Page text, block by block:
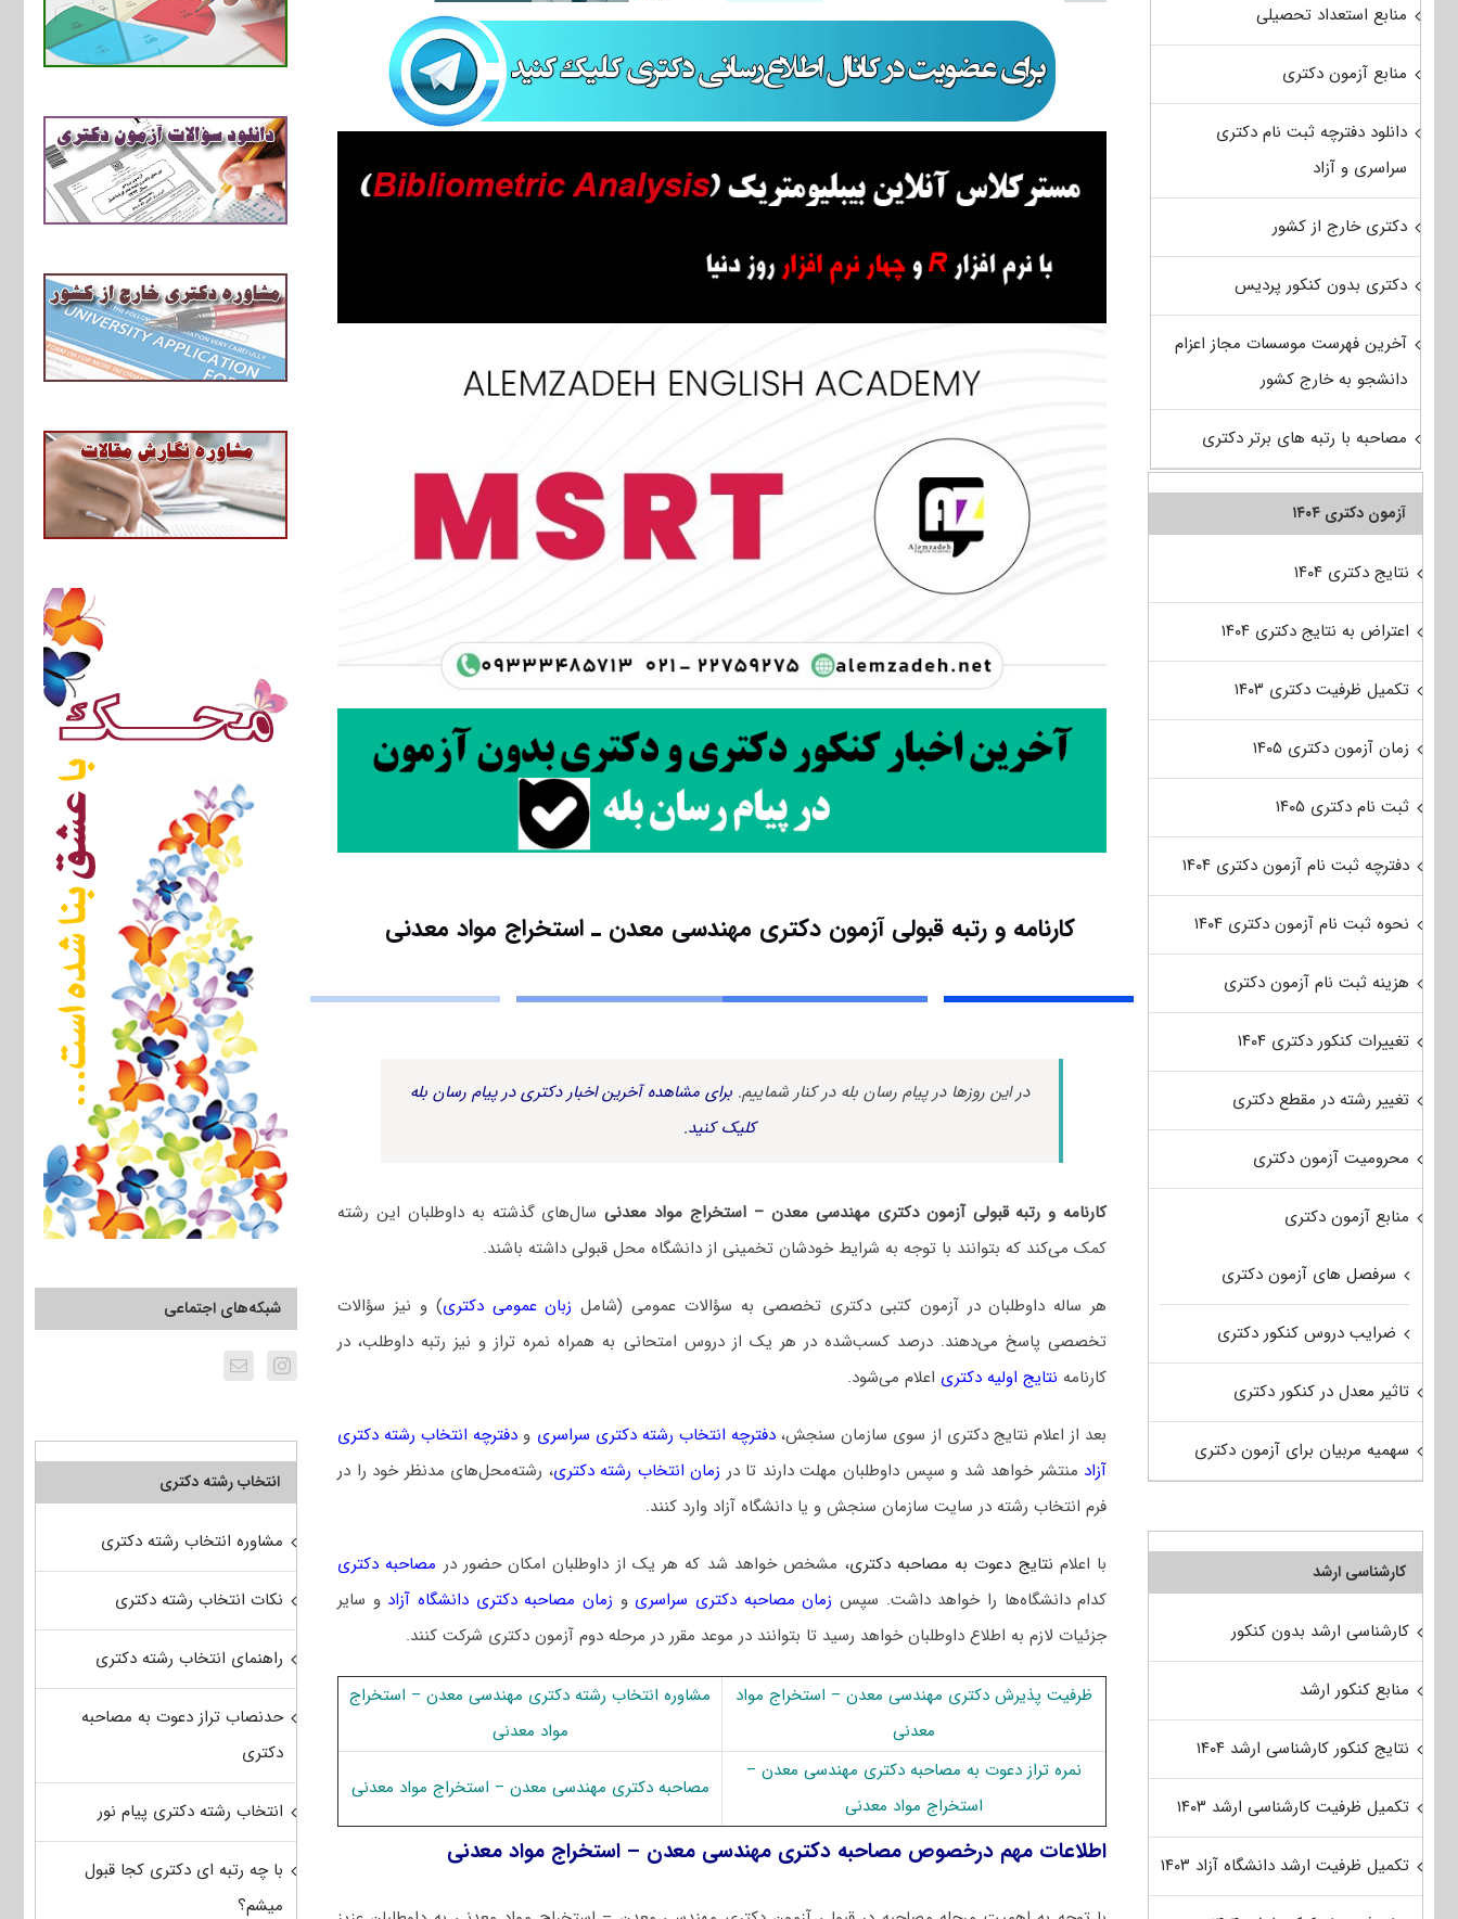
کارنامه و رتبه قبولی آزمون دکتری ﻣﻬﻨﺪسی ﻣﻌﺪن ـ اﺳﺘﺨﺮاج مواد معدنی
در این روزها در پیام رسان بله در کنار شماییم. برای مشاهده آخرین اخبار دکتری در پیام رسان بله
کلیک کنید.
کارنامه و رتبه قبولی آزمون دکتری ﻣﻬﻨﺪسی ﻣﻌﺪن – اﺳﺘﺨﺮاج مواد معدنیسال‌های گذشته به داوطلبان این رشته
کمک می‌کند که بتوانند با توجه به شرایط خودشان تخمینی از دانشگاه محل قبولی داشته باشند.
هر ساله داوطلبان در آزمون کتبی دکتری تخصصی به سؤالات عمومی (شامل زبان عمومی دکتری) و نیز سؤالات
تخصصی پاسخ می‌دهند. درصد کسب‌شده در هر یک از دروس امتحانی به همراه نمره تراز و نیز رتبه داوطلب، در
کارنامه نتایج اولیه دکتری اعلام می‌شود.
بعد از اعلام نتایج دکتری از سوی سازمان سنجش، دفترچه انتخاب رشته دکتری سراسری و دفترچه انتخاب رشته دکتری
آزاد منتشر خواهد شد و سپس داوطلبان مهلت دارند تا در زمان انتخاب رشته دکتری، رشته‌محل‌های مدنظر خود را در
فرم انتخاب رشته در سایت سازمان سنجش و یا دانشگاه آزاد وارد کنند.
با اعلام نتایج دعوت به مصاحبه دکتری، مشخص خواهد شد که هر یک از داوطلبان امکان حضور در مصاحبه دکتری
کدام دانشگاه‌ها را خواهد داشت. سپس زمان مصاحبه دکتری سراسری و زمان مصاحبه دکتری دانشگاه آزاد و سایر
جزئیات لازم به اطلاع داوطلبان خواهد رسید تا بتوانند در موعد مقرر در مرحله دوم آزمون دکتری شرکت کنند.
ظرفیت پذیرش دکتری ﻣﻬﻨﺪسی ﻣﻌﺪن – اﺳﺘﺨﺮاج مواد
معدنی
مشاوره انتخاب رشته دکتری ﻣﻬﻨﺪسی ﻣﻌﺪن – اﺳﺘﺨﺮاج
مواد معدنی
نمره تراز دعوت به مصاحبه دکتری ﻣﻬﻨﺪسی ﻣﻌﺪن –
اﺳﺘﺨﺮاج مواد معدنی
مصاحبه دکتری ﻣﻬﻨﺪسی ﻣﻌﺪن – اﺳﺘﺨﺮاج مواد معدنی
اطلاعات مهم درخصوص مصاحبه دکتری ﻣﻬﻨﺪسی ﻣﻌﺪن – اﺳﺘﺨﺮاج مواد معدنی
شبکه‌های اجتماعی
انتخاب رشته دکتری
مشاوره انتخاب رشته دکتری
نکات انتخاب رشته دکتری
راهنمای انتخاب رشته دکتری
حدنصاب تراز دعوت به مصاحبه
دکتری
انتخاب رشته دکتری پیام نور
با چه رتبه ای دکتری کجا قبول
میشم؟
منابع استعداد تحصیلی
منابع آزمون دکتری
دانلود دفترچه ثبت نام دکتری
سراسری و آزاد
دکتری خارج از کشور
دکتری بدون کنکور پردیس
آخرین فهرست موسسات مجاز اعزام
دانشجو به خارج کشور
مصاحبه با رتبه های برتر دکتری
آزمون دکتری ۱۴۰۴
نتایج دکتری ۱۴۰۴
اعتراض به نتایج دکتری ۱۴۰۴
تکمیل ظرفیت دکتری ۱۴۰۳
زمان آزمون دکتری ۱۴۰۵
ثبت نام دکتری ۱۴۰۵
دفترچه ثبت نام آزمون دکتری ۱۴۰۴
نحوه ثبت نام آزمون دکتری ۱۴۰۴
هزینه ثبت نام آزمون دکتری
تغییرات کنکور دکتری ۱۴۰۴
تغییر رشته در مقطع دکتری
محرومیت آزمون دکتری
منابع آزمون دکتری
سرفصل های آزمون دکتری
ضرایب دروس کنکور دکتری
تاثیر معدل در کنکور دکتری
سهمیه مربیان برای آزمون دکتری
کارشناسی ارشد
کارشناسی ارشد بدون کنکور
منابع کنکور ارشد
نتایج کنکور کارشناسی ارشد ۱۴۰۴
تکمیل ظرفیت کارشناسی ارشد ۱۴۰۳
تکمیل ظرفیت ارشد دانشگاه آزاد ۱۴۰۳